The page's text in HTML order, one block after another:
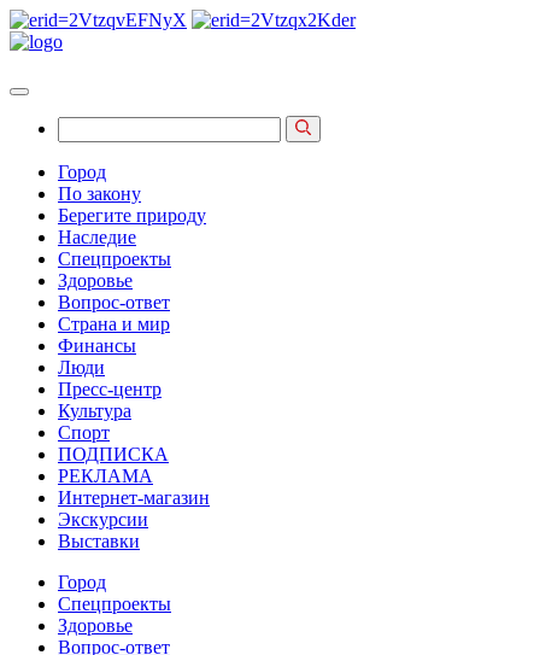
Город
По закону
Берегите природу
Наследие
Спецпроекты
Здоровье
Вопрос-ответ
Страна и мир
Финансы
Люди
Пресс-центр
Культура
Спорт
ПОДПИСКА
РЕКЛАМА
Интернет-магазин
Экскурсии
Выставки
Город
Спецпроекты
Здоровье
Вопрос-ответ